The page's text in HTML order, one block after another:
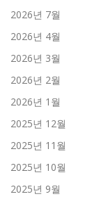
2026년 7월
2026년 4월
2026년 3월
2026년 2월
2026년 1월
2025년 12월
2025년 11월
2025년 10월
2025년 9월